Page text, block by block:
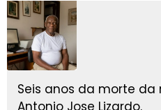
Seis anos da morte
Antonio Jose Lizardo.